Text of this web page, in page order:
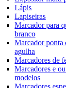
Lápis
Lapiseiras
Marcador para
branco
Marcador ponta
agulha
Marcadores de
Marcadores e
modelos
Marcadores